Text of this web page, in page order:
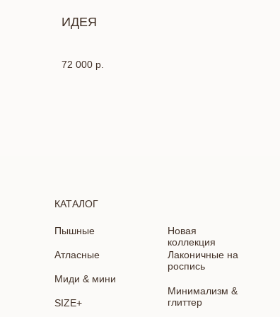
ИДЕЯ
72 000 р.
КАТАЛОГ
Пышные
Минимализм &
глиттер
SIZE+
Лаконичные на
роспись
Миди & мини
Новая
коллекция
Атласные